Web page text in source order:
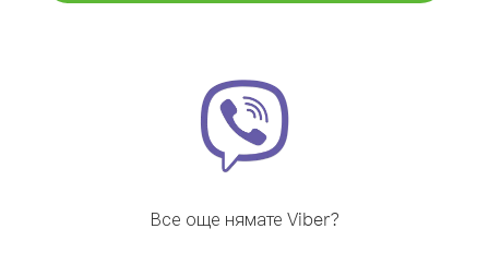
Все още нямате Viber?